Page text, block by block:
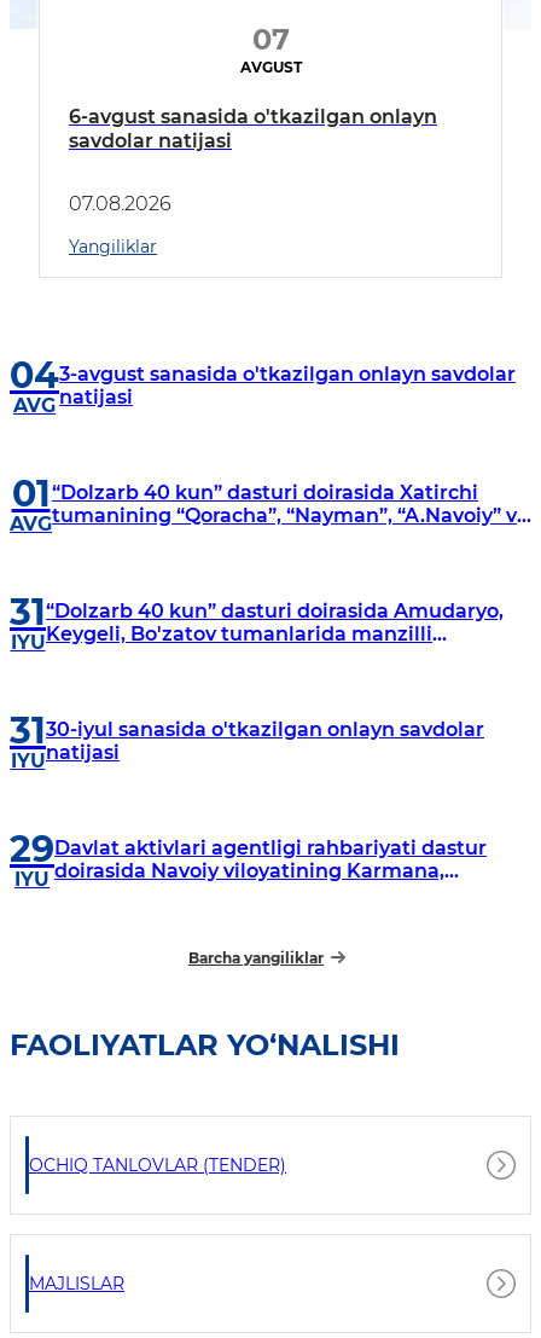
07
AVGUST
6-avgust sanasida o'tkazilgan onlayn
savdolar natijasi
07.08.2026
Yangiliklar
04
AVG
3-avgust sanasida o'tkazilgan onlayn savdolar
natijasi
01
AVG
“Dolzarb 40 kun” dasturi doirasida Xatirchi
tumanining “Qoracha”, “Nayman”, “A.Navoiy” va
31
IYU
“Dolzarb 40 kun” dasturi doirasida Amudaryo,
Keygeli, Bo'zatov tumanlarida manzilli
31
IYU
30-iyul sanasida o'tkazilgan onlayn savdolar
natijasi
29
IYU
Davlat aktivlari agentligi rahbariyati dastur
doirasida Navoiy viloyatining Karmana,
Barcha yangiliklar
FAOLIYATLAR YO‘NALISHI
OCHIQ TANLOVLAR (TENDER)
MAJLISLAR